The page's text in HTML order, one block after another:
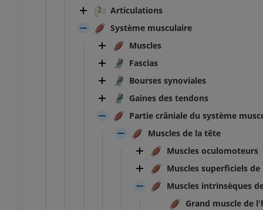
Articulations
Système musculaire
Muscles
Fascias
Bourses synoviales
Gaines des tendons
Partie crâniale du système
Muscles de la tête
Muscles oculomoteurs
Muscles superficiels
Muscles intrinsèques
Grand muscle de